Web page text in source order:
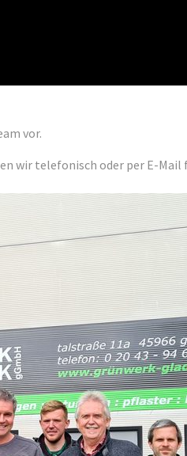
vor.
wir telefonisch oder per E-Mail